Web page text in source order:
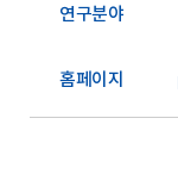
연구분야
홈페이지